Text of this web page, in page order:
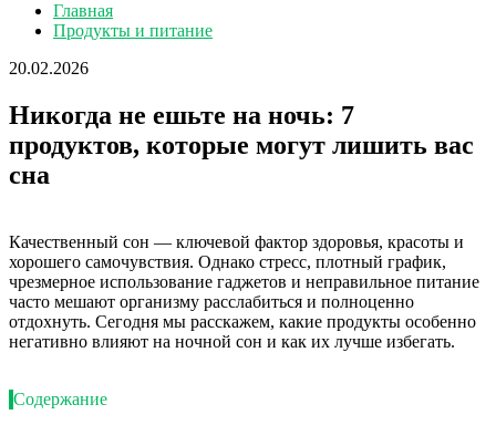
Главная
Продукты и питание
20.02.2026
Никогда не ешьте на ночь: 7
продуктов, которые могут лишить вас
сна
Качественный сон — ключевой фактор здоровья, красоты и
хорошего самочувствия. Однако стресс, плотный график,
чрезмерное использование гаджетов и неправильное питание
часто мешают организму расслабиться и полноценно
отдохнуть. Сегодня мы расскажем, какие продукты особенно
негативно влияют на ночной сон и как их лучше избегать.
Содержание